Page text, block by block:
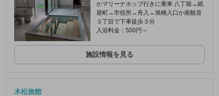
かマリーナホップ行きに乗車 八丁堀→紙
屋町→市役所→舟入→旭橋入口か南観音
３丁目で下車徒歩３分
入浴料金：500円～
施設情報を見る
木松旅館